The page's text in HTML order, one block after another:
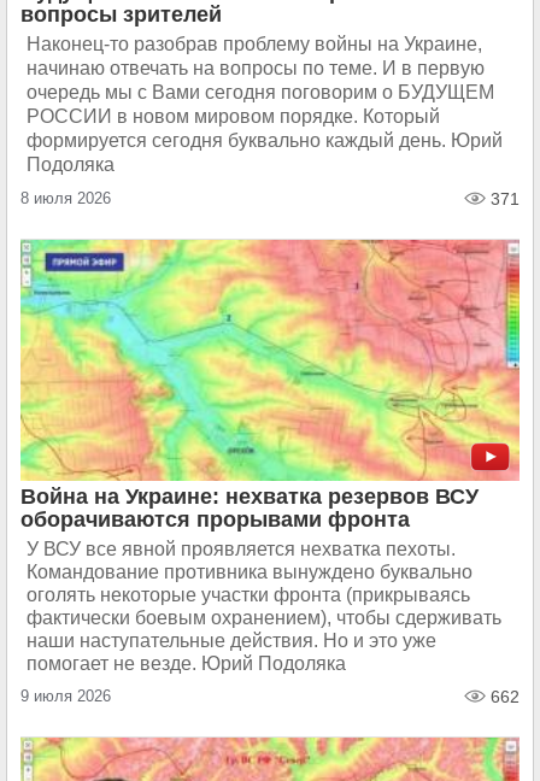
вопросы зрителей
Наконец-то разобрав проблему войны на Украине,
начинаю отвечать на вопросы по теме. И в первую
очередь мы с Вами сегодня поговорим о БУДУЩЕМ
РОССИИ в новом мировом порядке. Который
формируется сегодня буквально каждый день. Юрий
Подоляка
8 июля 2026 371
Война на Украине: нехватка резервов ВСУ
оборачиваются прорывами фронта
У ВСУ все явной проявляется нехватка пехоты.
Командование противника вынуждено буквально
оголять некоторые участки фронта (прикрываясь
фактически боевым охранением), чтобы сдерживать
наши наступательные действия. Но и это уже
помогает не везде. Юрий Подоляка
9 июля 2026 662